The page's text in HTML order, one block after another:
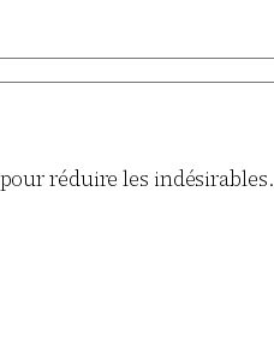
réduire les indésirables.